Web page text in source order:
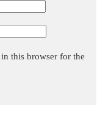
this browser for the